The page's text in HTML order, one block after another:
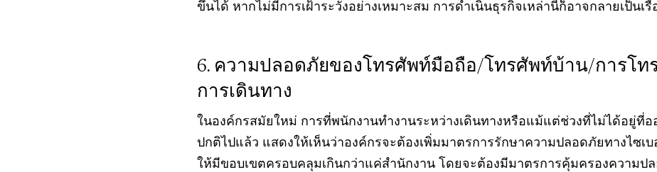
ขึ้นได้ หากไม่มีการเฝ้าระวังอย่างเหมาะสม การดำเนินธุรกิจเหล่านี้ก็อาจกลายเป็นเรื่
ความปลอดภัยของโทรศัพท์มือถือ/โทรศัพท์บ้าน/การโท
การเดินทาง
ในองค์กรสมัยใหม่ การที่พนักงานทำงานระหว่างเดินทางหรือแม้แต่ช่วงที่ไม่ได้อยู่ที่อ
ปกติไปแล้ว แสดงให้เห็นว่าองค์กรจะต้องเพิ่มมาตรการรักษาความปลอดภัยทางไซเ
ให้มีขอบเขตครอบคลุมเกินกว่าแค่สำนักงาน โดยจะต้องมีมาตรการคุ้มครองความป